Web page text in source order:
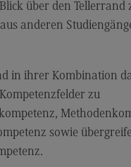
Management
Sozialer Arbeit
Sozialer Arbeit
über den Tellerrand
anderen
in ihrer Kombination
zu
sowie